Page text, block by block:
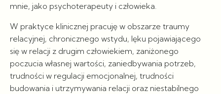
mnie, jako psychoterapeuty i człowieka.
W praktyce klinicznej pracuję w obszarze traumy
relacyjnej, chronicznego wstydu, lęku pojawiającego
się w relacji z drugim człowiekiem, zaniżonego
poczucia własnej wartości, zaniedbywania potrzeb,
trudności w regulacji emocjonalnej, trudności
budowania i utrzymywania relacji oraz niestabilnego